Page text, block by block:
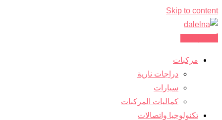
Skip to content
مركبات
دراجات نارية
سيارات
كماليات المركبات
تكنولوجيا واتصالات